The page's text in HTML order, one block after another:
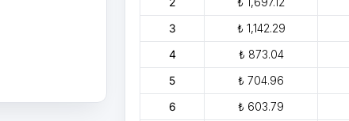
3
₺ 1,142.29
4
₺ 873.04
5
₺ 704.96
6
₺ 603.79